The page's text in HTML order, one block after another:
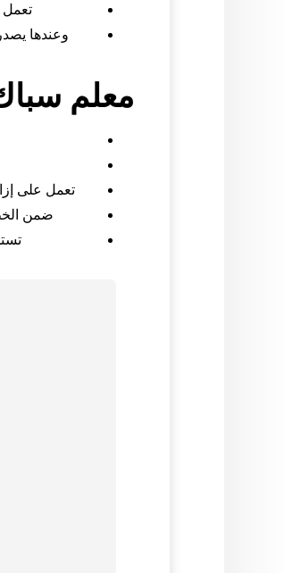
تعمل
وعندها
معلم
تعمل على
ضمن